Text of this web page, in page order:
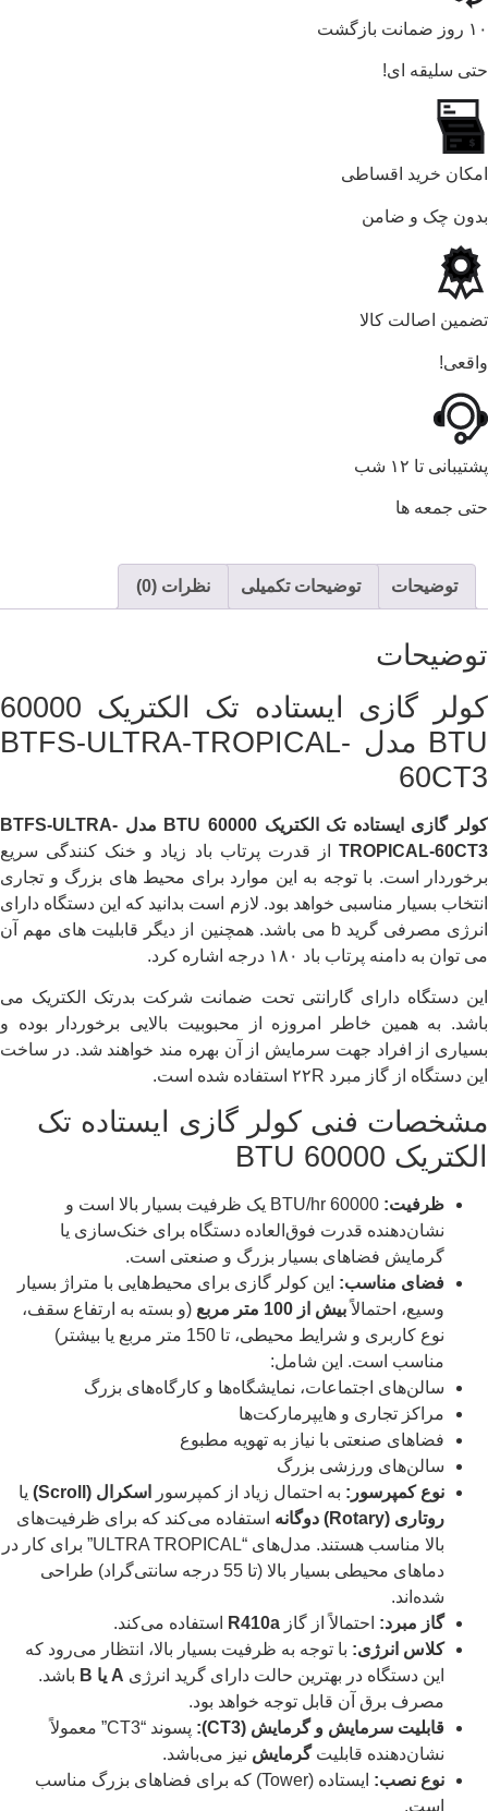
۱۰ روز ضمانت بازگشت
حتی سلیقه ای!
امکان خرید اقساطی
بدون چک و ضامن
تضمین اصالت کالا
واقعی!
پشتیبانی تا ۱۲ شب
حتی جمعه ها
توضیحات توضیحات تکمیلی نظرات (0)
توضیحات
کولر گازی ایستاده تک الکتریک 60000
BTU مدل BTFS-ULTRA-TROPICAL-
60CT3
کولر گازی ایستاده تک الکتریک 60000 BTU مدل BTFS-ULTRA-
TROPICAL-60CT3 از قدرت پرتاب باد زیاد و خنک کنندگی سریع
برخوردار است. با توجه به این موارد برای محیط های بزرگ و تجاری
انتخاب بسیار مناسبی خواهد بود. لازم است بدانید که این دستگاه دارای
انرژی مصرفی گرید b می باشد. همچنین از دیگر قابلیت های مهم آن
می توان به دامنه پرتاب باد ۱۸۰ درجه اشاره کرد.
این دستگاه دارای گارانتی تحت ضمانت شرکت بدرتک الکتریک می
باشد. به همین خاطر امروزه از محبوبیت بالایی برخوردار بوده و
بسیاری از افراد جهت سرمایش از آن بهره مند خواهند شد. در ساخت
این دستگاه از گاز مبرد ۲۲R استفاده شده است.
مشخصات فنی کولر گازی ایستاده تک
الکتریک 60000 BTU
ظرفیت:
60000 BTU/hr یک ظرفیت بسیار بالا است و
نشان‌دهنده قدرت فوق‌العاده دستگاه برای خنک‌سازی یا
گرمایش فضاهای بسیار بزرگ و صنعتی است.
فضای مناسب: این کولر گازی برای محیط‌هایی با متراژ بسیار
وسیع، احتمالاً بیش از 100 متر مربع
(و بسته به ارتفاع سقف،
نوع کاربری و شرایط محیطی، تا 150 متر مربع یا بیشتر)
مناسب است. این شامل:
سالن‌های اجتماعات، نمایشگاه‌ها و کارگاه‌های بزرگ
مراکز تجاری و هایپرمارکت‌ها
فضاهای صنعتی با نیاز به تهویه مطبوع
سالن‌های ورزشی بزرگ
نوع کمپرسور: به احتمال زیاد از کمپرسور اسکرال (Scroll)
یا
روتاری (Rotary) دوگانه
استفاده می‌کند که برای ظرفیت‌های
بالا مناسب هستند. مدل‌های “ULTRA TROPICAL” برای کار در
دماهای محیطی بسیار بالا (تا 55 درجه سانتی‌گراد) طراحی
شده‌اند.
گاز مبرد: احتمالاً از گاز R410a
استفاده می‌کند.
کلاس انرژی: با توجه به ظرفیت بسیار بالا، انتظار می‌رود که
این دستگاه در بهترین حالت دارای گرید انرژی A یا B
باشد.
مصرف برق آن قابل توجه خواهد بود.
قابلیت سرمایش و گرمایش (CT3):
پسوند “CT3” معمولاً
نشان‌دهنده قابلیت گرمایش نیز می‌باشد.
نوع نصب:
ایستاده (Tower) که برای فضاهای بزرگ مناسب
است.